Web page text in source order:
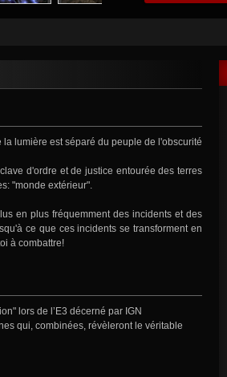
la lumière est séparé du peuple de l'obscurité
d'ordre et de justice entourée des terres
"monde extérieur".
en plus fréquemment des incidents et des
ce que ces incidents se transforment en
à combattre!
lors de l’E3 décerné par IGN
qui, combinées, révèleront le véritable